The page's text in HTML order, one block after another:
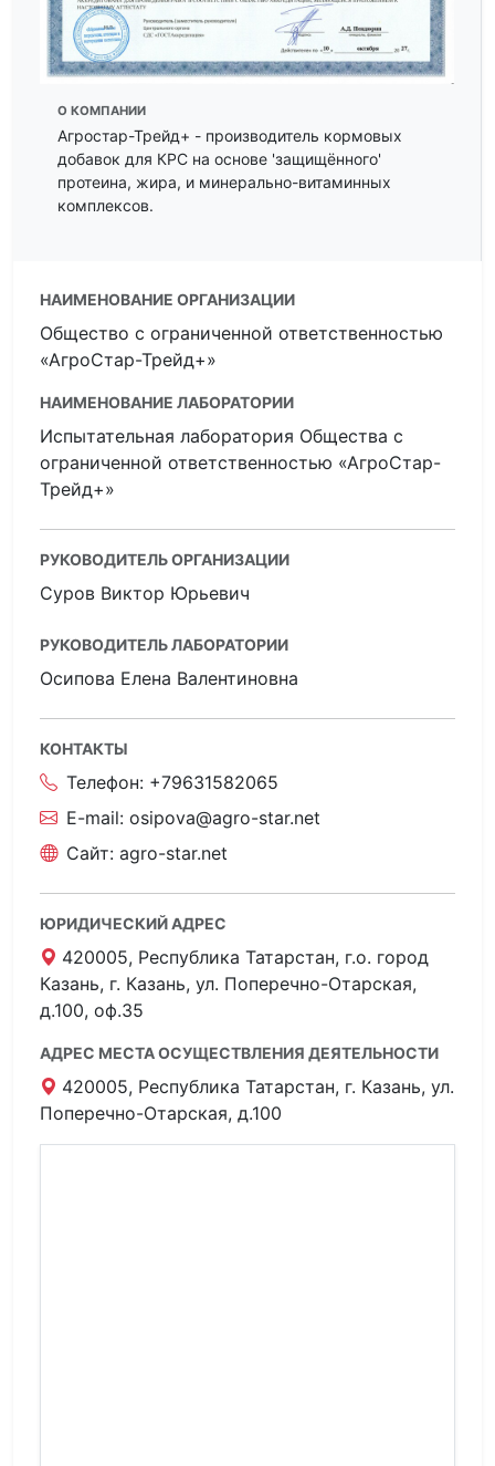
О КОМПАНИИ
Агростар-Трейд+ - производитель кормовых
добавок для КРС на основе 'защищённого'
протеина, жира, и минерально-витаминных
комплексов.
НАИМЕНОВАНИЕ ОРГАНИЗАЦИИ
Общество с ограниченной ответственностью
«АгроСтар-Трейд+»
НАИМЕНОВАНИЕ ЛАБОРАТОРИИ
Испытательная лаборатория Общества с
ограниченной ответственностью «АгроСтар-
Трейд+»
РУКОВОДИТЕЛЬ ОРГАНИЗАЦИИ
Суров Виктор Юрьевич
РУКОВОДИТЕЛЬ ЛАБОРАТОРИИ
Осипова Елена Валентиновна
КОНТАКТЫ
Телефон: +79631582065
E-mail: osipova@agro-star.net
Сайт: agro-star.net
ЮРИДИЧЕСКИЙ АДРЕС
420005, Республика Татарстан, г.о. город
Казань, г. Казань, ул. Поперечно-Отарская,
д.100, оф.35
АДРЕС МЕСТА ОСУЩЕСТВЛЕНИЯ ДЕЯТЕЛЬНОСТИ
420005, Республика Татарстан, г. Казань, ул.
Поперечно-Отарская, д.100